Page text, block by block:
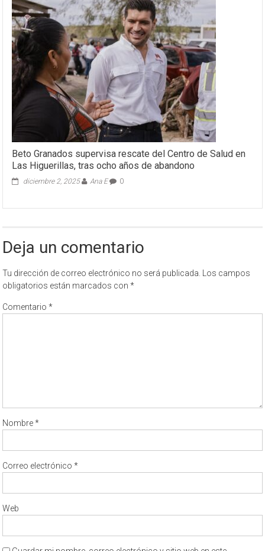
Beto Granados supervisa rescate del Centro de Salud en
Las Higuerillas, tras ocho años de abandono
diciembre 2, 2025 Ana E 0
Deja un comentario
Tu dirección de correo electrónico no será publicada.
Los campos
obligatorios están marcados con*
Comentario*
Nombre*
Correo electrónico*
Web